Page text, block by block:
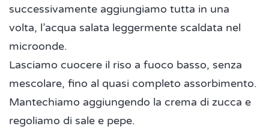
successivamente aggiungiamo tutta in una
volta, l’acqua salata leggermente scaldata nel
microonde.
Lasciamo cuocere il riso a fuoco basso, senza
mescolare, fino al quasi completo assorbimento.
Mantechiamo aggiungendo la crema di zucca e
regoliamo di sale e pepe.